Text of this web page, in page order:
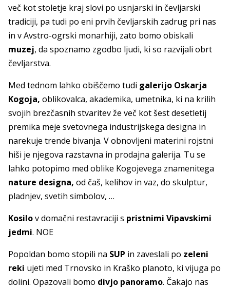
več kot stoletje kraj slovi po usnjarski in čevljarski
tradiciji, pa tudi po eni prvih čevljarskih zadrug pri nas
in v Avstro-ogrski monarhiji, zato bomo obiskali
muzej, da spoznamo zgodbo ljudi, ki so razvijali obrt
čevljarstva.
Med tednom lahko obiščemo tudi galerijo Oskarja
Kogoja, oblikovalca, akademika, umetnika, ki na krilih
svojih brezčasnih stvaritev že več kot šest desetletij
premika meje svetovnega industrijskega designa in
narekuje trende bivanja. V obnovljeni materini rojstni
hiši je njegova razstavna in prodajna galerija. Tu se
lahko potopimo med oblike Kogojevega znamenitega
nature designa, od čaš, kelihov in vaz, do skulptur,
pladnjev, svetih simbolov, …
Kosilov domačni restavraciji s pristnimi Vipavskimi
jedmi. NOE
Popoldan bomo stopili na SUP in zaveslali po zeleni
reki ujeti med Trnovsko in Kraško planoto, ki vijuga po
dolini. Opazovali bomo divjo panoramo. Čakajo nas